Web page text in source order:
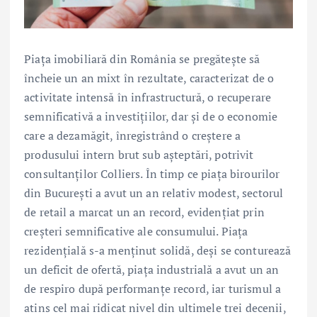
Piața imobiliară din România se pregătește să
încheie un an mixt în rezultate, caracterizat de o
activitate intensă în infrastructură, o recuperare
semnificativă a investițiilor, dar și de o economie
care a dezamăgit, înregistrând o creștere a
produsului intern brut sub așteptări, potrivit
consultanților Colliers. În timp ce piața birourilor
din București a avut un an relativ modest, sectorul
de retail a marcat un an record, evidențiat prin
creșteri semnificative ale consumului. Piața
rezidențială s-a menținut solidă, deși se conturează
un deficit de ofertă, piața industrială a avut un an
de respiro după performanțe record, iar turismul a
atins cel mai ridicat nivel din ultimele trei decenii,